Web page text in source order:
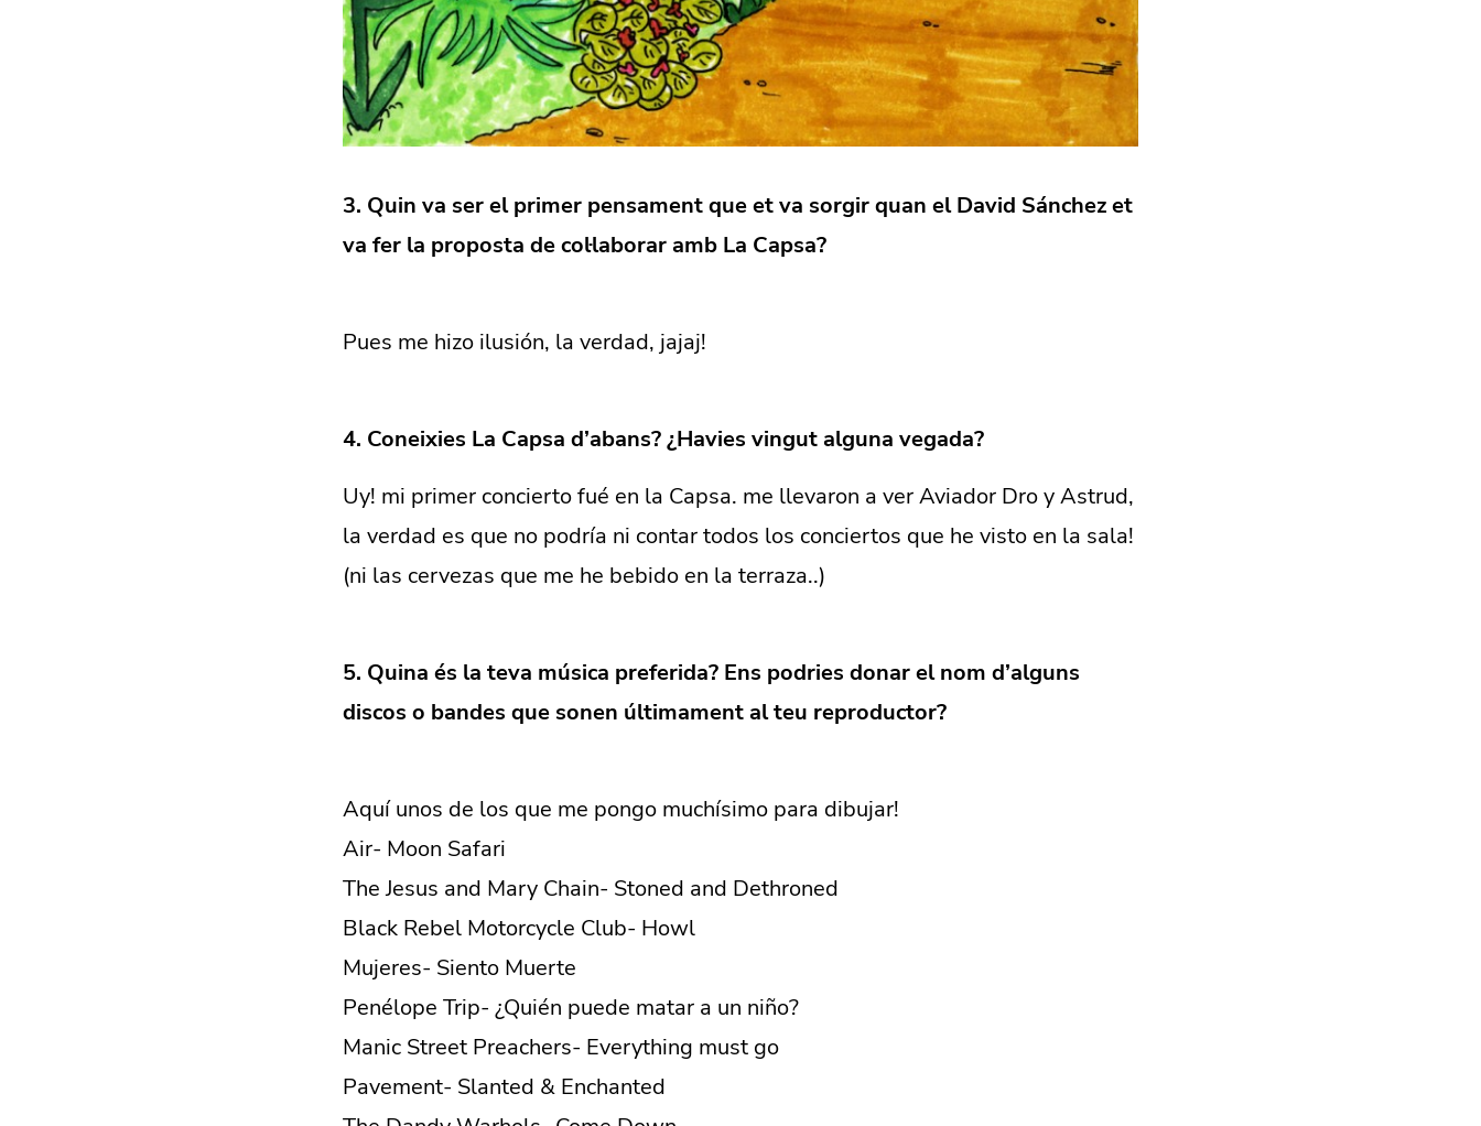
3. Quin va ser el primer pensament que et va sorgir quan el David Sánchez et
va fer la proposta de col·laborar amb La Capsa?
Pues me hizo ilusión, la verdad, jajaj!
4. Coneixies La Capsa d’abans? ¿Havies vingut alguna vegada?
Uy! mi primer concierto fué en la Capsa. me llevaron a ver Aviador Dro y Astrud,
la verdad es que no podría ni contar todos los conciertos que he visto en la sala!
(ni las cervezas que me he bebido en la terraza..)
5. Quina és la teva música preferida? Ens podries donar el nom d’alguns
discos o bandes que sonen últimament al teu reproductor?
Aquí unos de los que me pongo muchísimo para dibujar!
Air- Moon Safari
The Jesus and Mary Chain- Stoned and Dethroned
Black Rebel Motorcycle Club- Howl
Mujeres- Siento Muerte
Penélope Trip- ¿Quién puede matar a un niño?
Manic Street Preachers- Everything must go
Pavement- Slanted & Enchanted